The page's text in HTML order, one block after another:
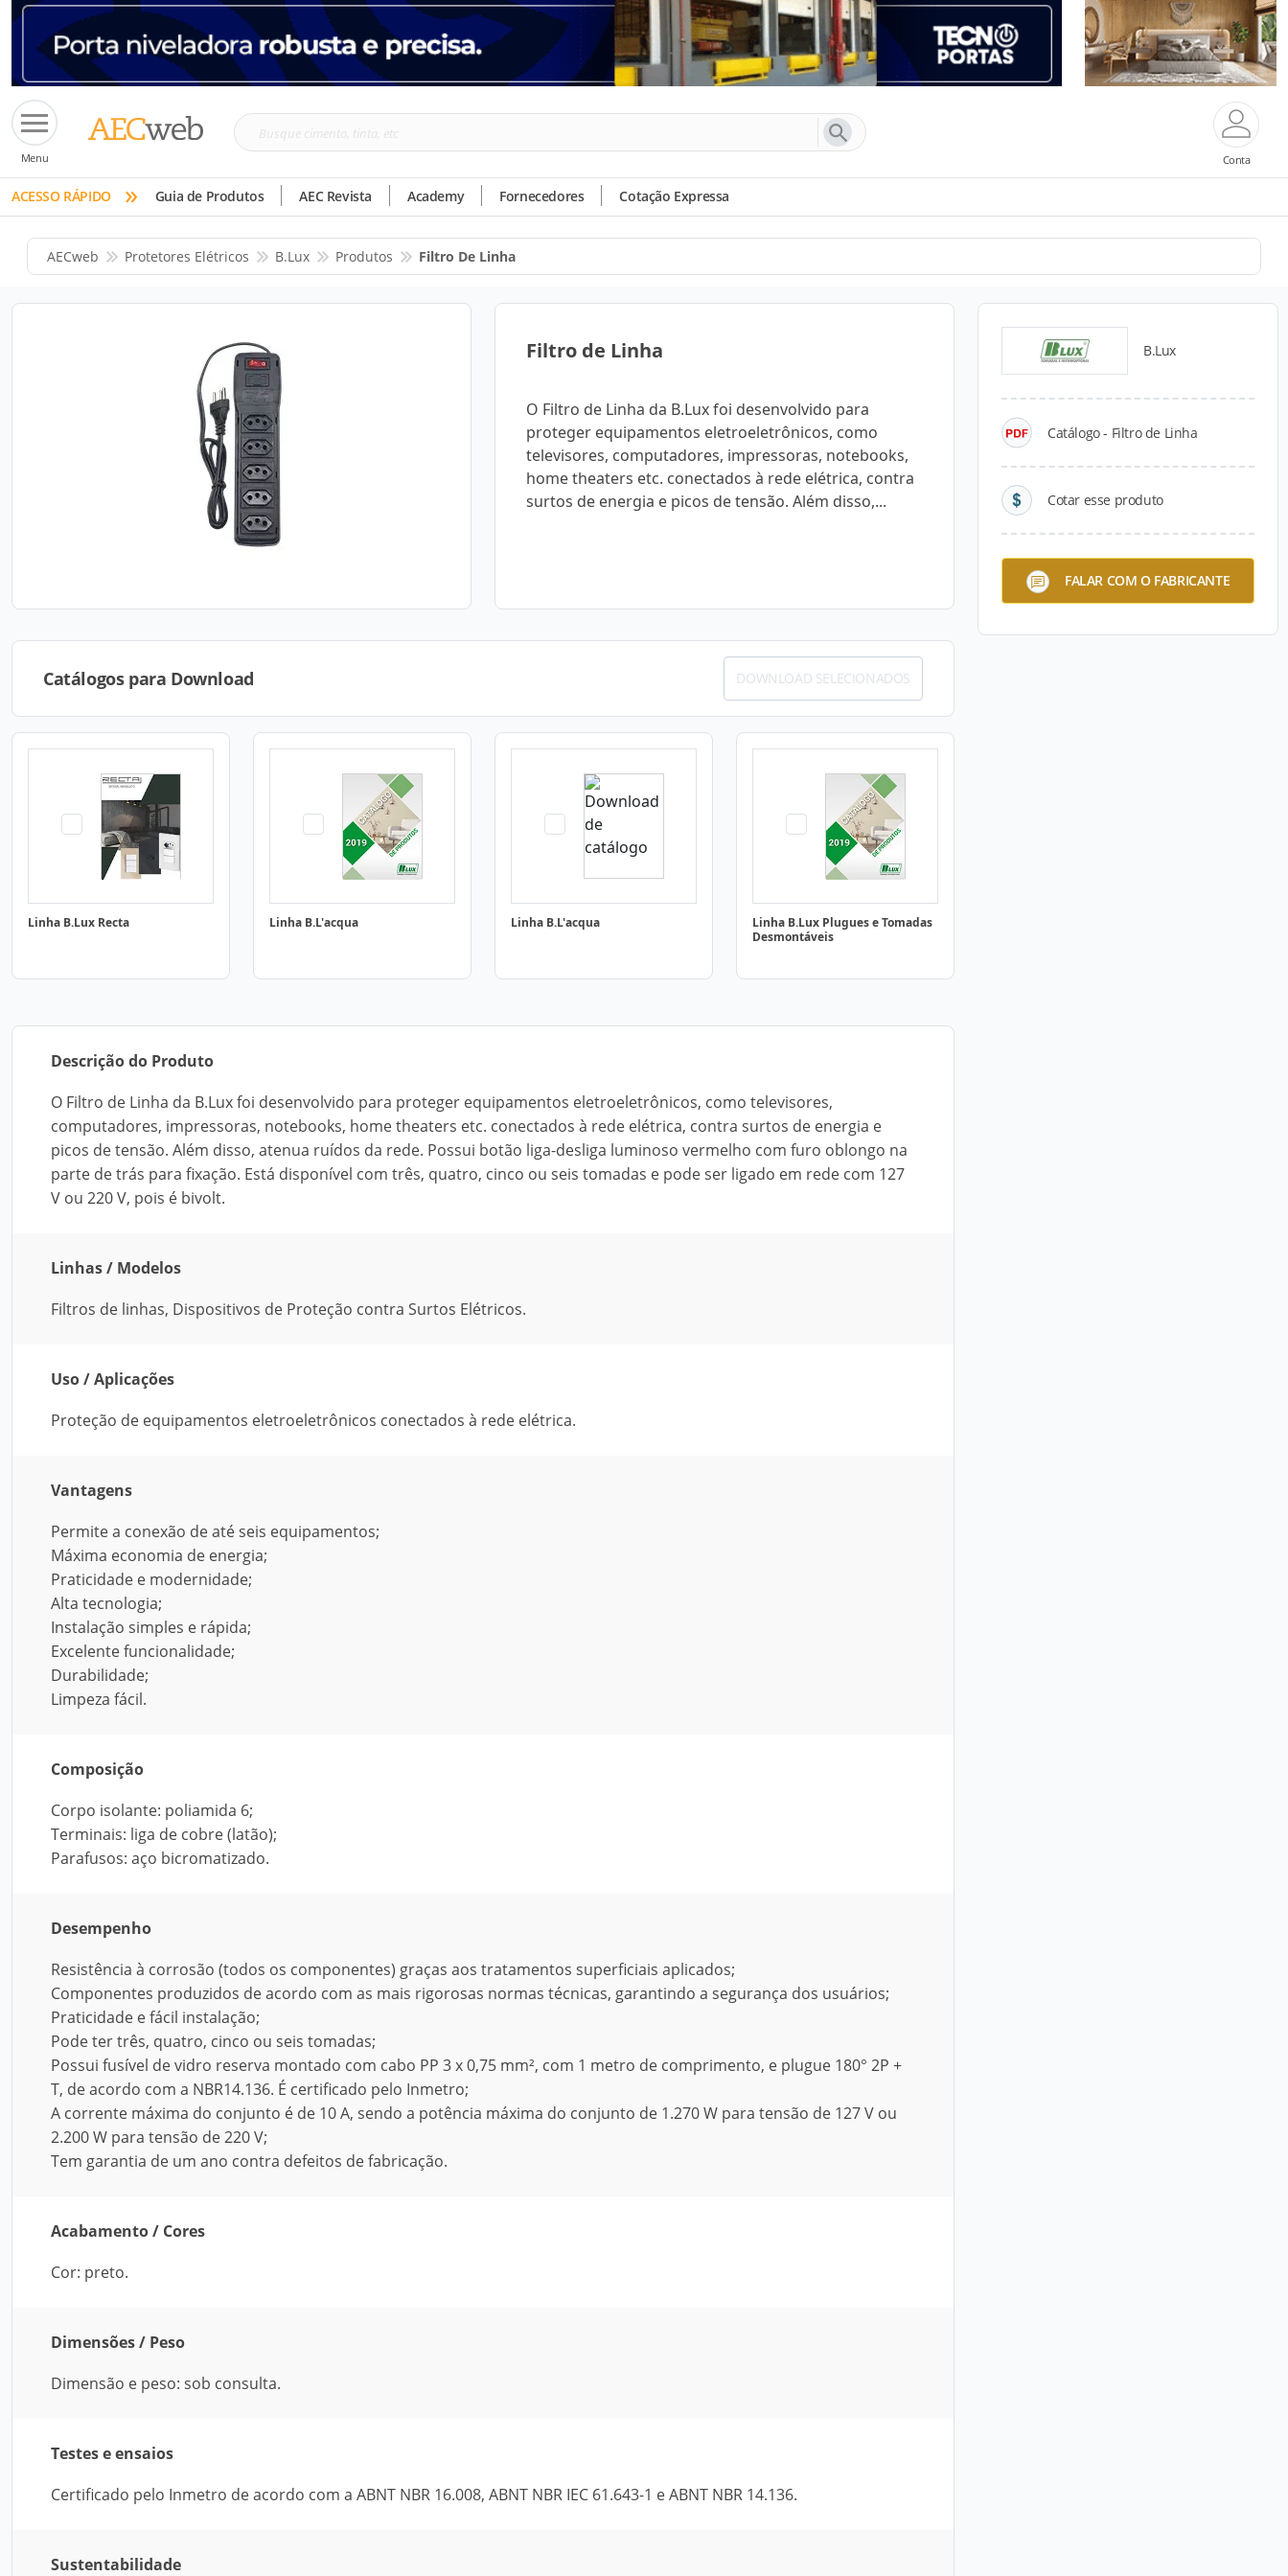
Menu
Busque
tinta,
etc
Conta
ACESSO RÁPIDO » Guia de Produtos AEC Revista Academy Fornecedores Cotação Expressa
AECweb Protetores Elétricos B.Lux Produtos Filtro De Linha
Filtro de Linha
O Filtro de Linha da B.Lux foi desenvolvido para
proteger equipamentos eletroeletrônicos, como
televisores, computadores, impressoras, notebooks,
home theaters etc. conectados à rede elétrica, contra
surtos de energia e picos de tensão. Além disso,...
B.Lux
Catálogo - Filtro de Linha
Cotar esse produto
FALAR COM O FABRICANTE
Catálogos para Download DOWNLOAD SELECIONADOS
Linha B.Lux Recta Linha B.L'acqua Linha B.L'acqua
Linha B.Lux Plugues e Tomadas
Desmontáveis
Descrição do Produto
O Filtro de Linha da B.Lux foi desenvolvido para proteger equipamentos eletroeletrônicos, como televisores,
computadores, impressoras, notebooks, home theaters etc. conectados à rede elétrica, contra surtos de energia e
picos de tensão. Além disso, atenua ruídos da rede. Possui botão liga-desliga luminoso vermelho com furo oblongo na
parte de trás para fixação. Está disponível com três, quatro, cinco ou seis tomadas e pode ser ligado em rede com 127
V ou 220 V, pois é bivolt.
Linhas / Modelos
Filtros de linhas, Dispositivos de Proteção contra Surtos Elétricos.
Uso / Aplicações
Proteção de equipamentos eletroeletrônicos conectados à rede elétrica.
Vantagens
Permite a conexão de até seis equipamentos;
Máxima economia de energia;
Praticidade e modernidade;
Alta tecnologia;
Instalação simples e rápida;
Excelente funcionalidade;
Durabilidade;
Limpeza fácil.
Composição
Corpo isolante: poliamida 6;
Terminais: liga de cobre (latão);
Parafusos: aço bicromatizado.
Desempenho
Resistência à corrosão (todos os componentes) graças aos tratamentos superficiais aplicados;
Componentes produzidos de acordo com as mais rigorosas normas técnicas, garantindo a segurança dos usuários;
Praticidade e fácil instalação;
Pode ter três, quatro, cinco ou seis tomadas;
Possui fusível de vidro reserva montado com cabo PP 3 x 0,75 mm², com 1 metro de comprimento, e plugue 180° 2P +
T, de acordo com a NBR14.136. É certificado pelo Inmetro;
A corrente máxima do conjunto é de 10 A, sendo a potência máxima do conjunto de 1.270 W para tensão de 127 V ou
2.200 W para tensão de 220 V;
Tem garantia de um ano contra defeitos de fabricação.
Acabamento / Cores
Cor: preto.
Dimensões / Peso
Dimensão e peso: sob consulta.
Testes e ensaios
Certificado pelo Inmetro de acordo com a ABNT NBR 16.008, ABNT NBR IEC 61.643-1 e ABNT NBR 14.136.
Sustentabilidade